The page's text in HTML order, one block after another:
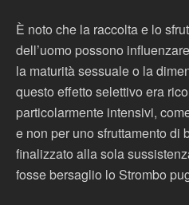
È noto che la raccolta e lo
dell’uomo possono
la maturità sessuale o la
questo effetto selettivo era
particolarmente intensivi,
e non per uno sfruttamento di
finalizzato alla sola
fosse bersaglio lo Strombo